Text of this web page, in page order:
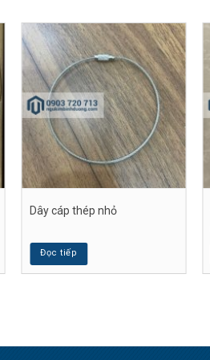
Dây cáp thép nhỏ
Đọc tiếp